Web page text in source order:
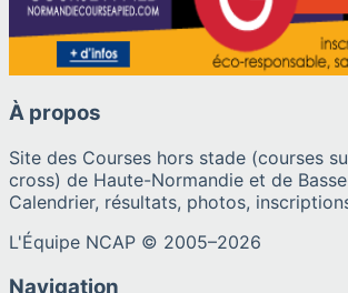
À propos
Site des Courses hors stade (courses
cross) de Haute-Normandie et de
Calendrier, résultats, photos,
L'Équipe NCAP © 2005–2026
Navigation